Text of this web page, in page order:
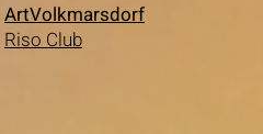
ArtVolkmarsdorf
Riso Club